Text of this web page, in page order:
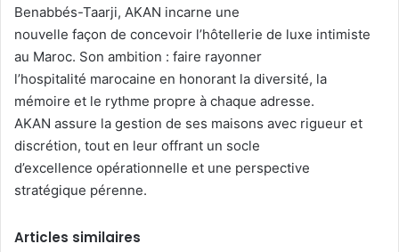
Benabbés-Taarji, AKAN incarne une
nouvelle façon de concevoir l’hôtellerie de luxe intimiste
au Maroc. Son ambition : faire rayonner
l’hospitalité marocaine en honorant la diversité, la
mémoire et le rythme propre à chaque adresse.
AKAN assure la gestion de ses maisons avec rigueur et
discrétion, tout en leur offrant un socle
d’excellence opérationnelle et une perspective
stratégique pérenne.
Articles similaires